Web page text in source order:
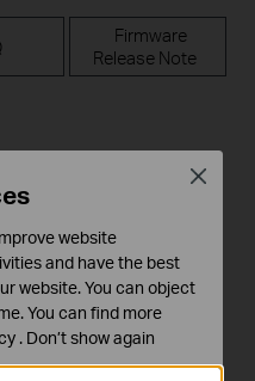
Firmware
Release Note
website
and have the best
website. You can object
You can find more
. Don’t show again
Close